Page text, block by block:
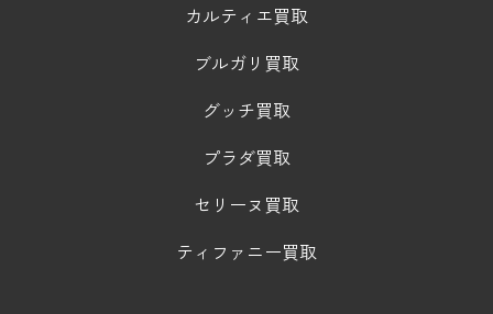
カルティエ買取
ブルガリ買取
グッチ買取
プラダ買取
セリーヌ買取
ティファニー買取